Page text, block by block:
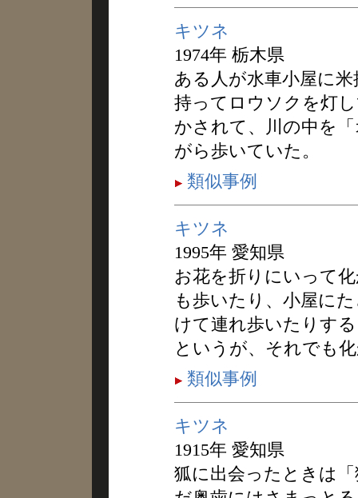
キツネ
1974年 栃木県
ある人が水車小屋に
持ってロウソクを灯
かされて、川の中を
がら歩いていた。
類似事例
キツネ
1995年 愛知県
お花を折りにいって
も歩いたり、小屋に
けて連れ歩いたりす
というが、それでも
類似事例
キツネ
1915年 愛知県
狐に出会ったときは